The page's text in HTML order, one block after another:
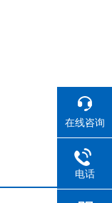
在线咨询
电话